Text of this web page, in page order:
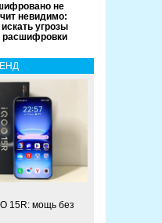
не
невидимо:
искать угрозы
расшифровки
15R: мощь без